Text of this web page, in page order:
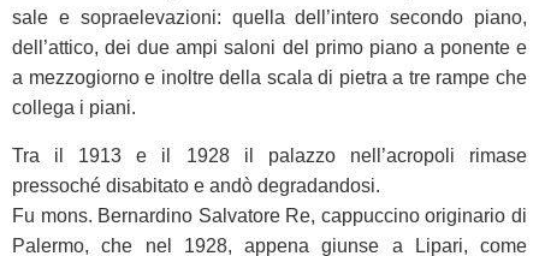
sale e sopraelevazioni: quella dell’intero secondo piano,
dell’attico, dei due ampi saloni del primo piano a ponente e
a mezzogiorno e inoltre della scala di pietra a tre rampe che
collega i piani.
Tra il 1913 e il 1928 il palazzo nell’acropoli rimase
pressoché disabitato e andò degradandosi.
Fu mons. Bernardino Salvatore Re, cappuccino originario di
Palermo, che nel 1928, appena giunse a Lipari, come